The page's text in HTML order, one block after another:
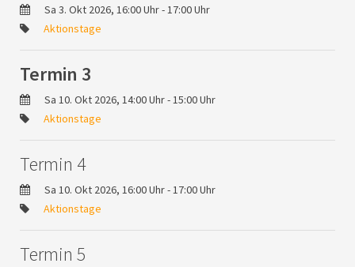
Sa 3. Okt 2026, 16:00 Uhr - 17:00 Uhr
Aktionstage
Termin 3
Sa 10. Okt 2026, 14:00 Uhr - 15:00 Uhr
Aktionstage
Termin 4
Sa 10. Okt 2026, 16:00 Uhr - 17:00 Uhr
Aktionstage
Termin 5